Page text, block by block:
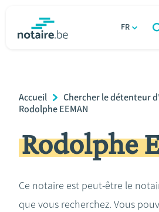
FR
Relations et vivre ensemble
Héritage et donations
Le notaire
Breadcrumb
Accueil
Chercher le détenteur
Rodolphe EEMAN
Rodolphe
Ce notaire est peut-être le
que vous recherchez. Vous